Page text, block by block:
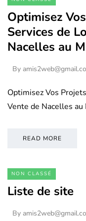
Optimisez
Services de
Nacelles au
By
Optimisez Vos
Vente de Nacelles
READ MORE
NON CLASSÉ
Liste de site
By